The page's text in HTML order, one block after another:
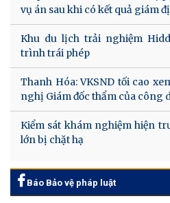
vụ án sau khi có kết quả giám
Khu du lịch trải nghiệm
trình trái phép
Thanh Hóa: VKSND tối cao
nghị Giám đốc thẩm của công
Kiểm sát khám nghiệm hiện
lớn bị chặt hạ
Báo Bảo vệ pháp luật